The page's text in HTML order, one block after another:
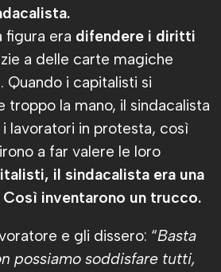
figura era difendere i diritti
a delle carte magiche
i capitalisti si
troppo la mano, il sindacalista
lavoratori in protesta, così
a far valere le loro
il sindacalista era una
inventarono un trucco.
e gli dissero: “Basta
possiamo soddisfare tutti,